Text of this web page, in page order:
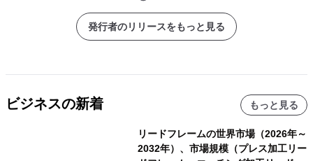
発行者のリリースをもっと見る
ビジネスの新着 もっと見る
リードフレームの世界市場（2026年～
2032年）、市場規模（プレス加工リー